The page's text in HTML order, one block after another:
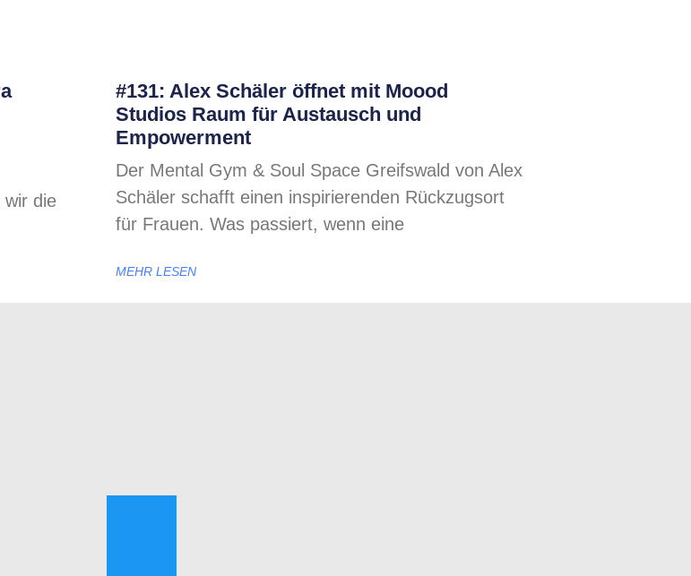
wir die
#131: Alex Schäler öffnet mit Moood
Studios Raum für Austausch und
Empowerment
Der Mental Gym & Soul Space Greifswald von Alex
Schäler schafft einen inspirierenden Rückzugsort
für Frauen. Was passiert, wenn eine
MEHR LESEN